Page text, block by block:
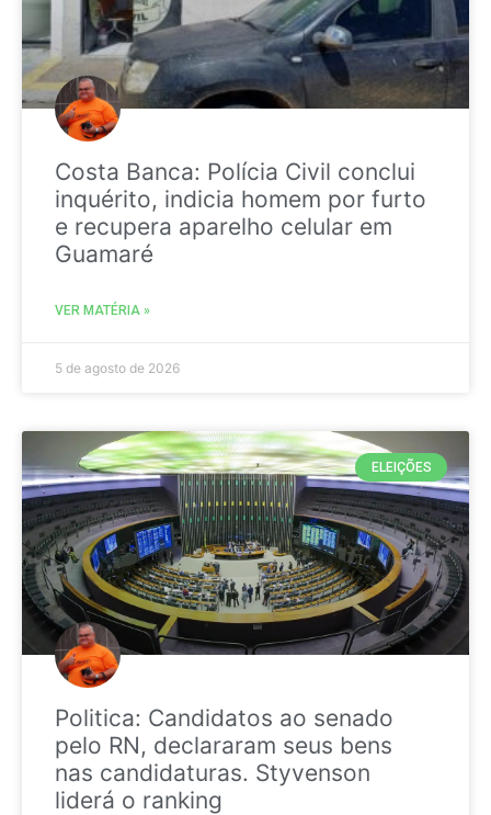
Costa Banca: Polícia Civil conclui
inquérito, indicia homem por furto
e recupera aparelho celular em
Guamaré
VER MATÉRIA »
5 de agosto de 2026
ELEIÇÕES
Politica: Candidatos ao senado
pelo RN, declararam seus bens
nas candidaturas. Styvenson
liderá o ranking